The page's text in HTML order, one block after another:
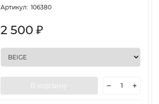
Артикул: 106380
2 500 ₽
В корзину